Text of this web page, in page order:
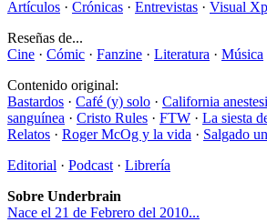
Artículos · Crónicas · Entrevistas · Visual
Reseñas de...
Cine · Cómic · Fanzine · Literatura · Música
Contenido original:
Bastardos · Café (y) solo · California
sanguínea · Cristo Rules · FTW · La siesta
Relatos · Roger McOg y la vida · Salgado
Editorial · Podcast · Librería
Sobre Underbrain
Nace el 21 de Febrero del 2010...